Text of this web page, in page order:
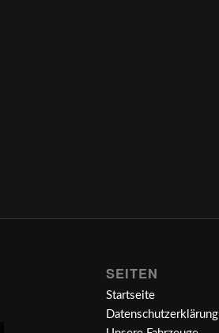
SEITEN
Startseite
Datenschutzerklärung